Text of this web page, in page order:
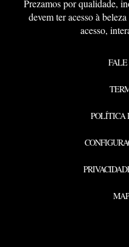
Prezamos por qualidade,
devem ter acesso à
acesso,
FALE
POLÍTICA